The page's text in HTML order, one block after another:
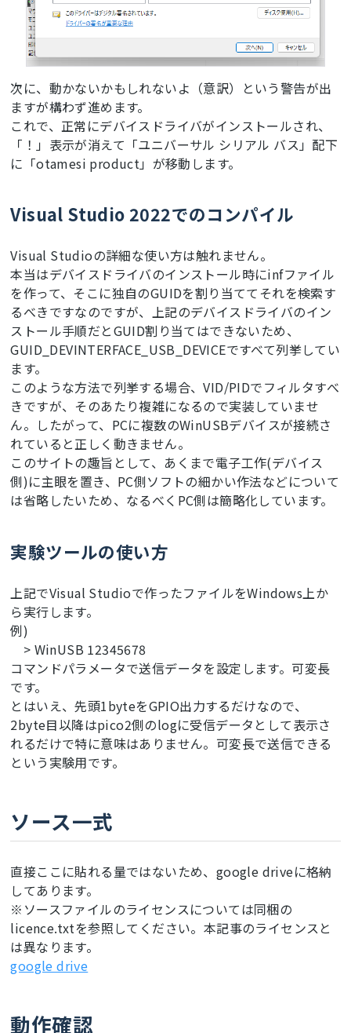
次に、動かないかもしれないよ（意訳）という警告が出
ますが構わず進めます。
これで、正常にデバイスドライバがインストールされ、
「！」表示が消えて「ユニバーサル シリアル バス」配下
に「otamesi product」が移動します。
Visual Studio 2022でのコンパイル
Visual Studioの詳細な使い方は触れません。
本当はデバイスドライバのインストール時にinfファイル
を作って、そこに独自のGUIDを割り当ててそれを検索す
るべきですなのですが、上記のデバイスドライバのイン
ストール手順だとGUID割り当てはできないため、
GUID_DEVINTERFACE_USB_DEVICEですべて列挙してい
ます。
このような方法で列挙する場合、VID/PIDでフィルタすべ
きですが、そのあたり複雑になるので実装していませ
ん。したがって、PCに複数のWinUSBデバイスが接続さ
れていると正しく動きません。
このサイトの趣旨として、あくまで電子工作(デバイス
側)に主眼を置き、PC側ソフトの細かい作法などについて
は省略したいため、なるべくPC側は簡略化しています。
実験ツールの使い方
上記でVisual Studioで作ったファイルをWindows上か
ら実行します。
例)
> WinUSB 12345678
コマンドパラメータで送信データを設定します。可変長
です。
とはいえ、先頭1byteをGPIO出力するだけなので、
2byte目以降はpico2側のlogに受信データとして表示さ
れるだけで特に意味はありません。可変長で送信できる
という実験用です。
ソース一式
直接ここに貼れる量ではないため、google driveに格納
してあります。
※ソースファイルのライセンスについては同梱の
licence.txtを参照してください。本記事のライセンスと
は異なります。
google drive
動作確認